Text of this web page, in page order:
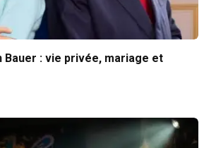
Bauer : vie privée, mariage et